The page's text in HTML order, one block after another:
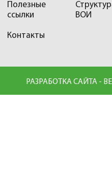
Полезные
ссылки
ВОИ
Контакты
РАЗРАБОТКА САЙТА -